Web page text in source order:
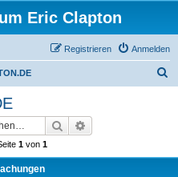
Eric Clapton
Anmelden
Registrieren
Suche
1 von 1